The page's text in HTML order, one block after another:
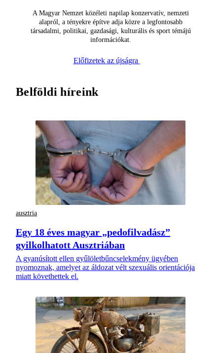
A Magyar Nemzet közéleti napilap konzervatív, nemzeti
alapról, a tényekre építve adja közre a legfontosabb
társadalmi, politikai, gazdasági, kulturális és sport témájú
információkat.
Előfizetek az újságra
Belföldi híreink
ausztria
Egy 18 éves magyar „pedofilvadász”
gyilkolhatott Ausztriában
A gyanúsított ellen gyűlöletbűncselekmény ügyében
nyomoznak, amelyet az áldozat vélt szexuális orientációja
miatt követhettek el.